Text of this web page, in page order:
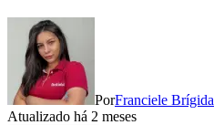
PorFranciele Brígida
Atualizado há 2 meses